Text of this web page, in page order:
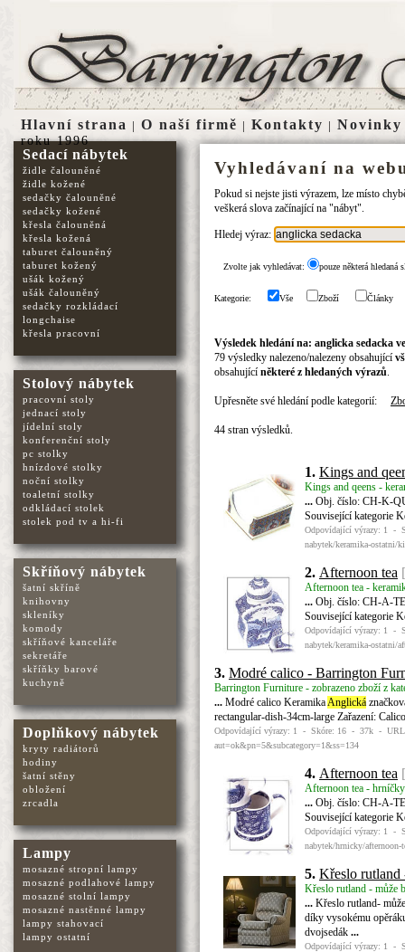
Vyhledávaní na
Pokud si nejste jisti výrazem, lze místo
veškerá slova začínající na "nábyt".
Hledej výraz:
Zvolte jak vyhledávat: pouze některá hledaná
Kategorie: Vše Zboží Články
Výsledek hledání na: anglicka sedacka
79 výsledky nalezeno/nalezeny obsahující
obsahující některé z hledaných výrazů
Upřesněte své hledání podle kategorií:
44 stran výsledků.
1. Kings and
Kings and qeens -
...Obj. číslo: CH-K-
Související kategorie
Odpovídající výrazy: 1 -
nabytek/keramika-ostatni/
2. Afternoon tea
Afternoon tea -
...Obj. číslo: CH-A-
Související kategorie
Odpovídající výrazy: 1 -
nabytek/keramika-ostatni/
3. Modré calico - Barrington
Barrington Furniture - zobrazeno zboží z
...Modré calico Keramika Anglická
rectangular-dish-34cm-large Zařazení:
Odpovídající výrazy: 1 - Skóre: 16 - 37k - URL:
aut=ok&pn=5&subcategory=1&ss=134
4. Afternoon tea
Afternoon tea -
...Obj. číslo: CH-A-
Související kategorie
Odpovídající výrazy: 1 -
nabytek/hrnicky/afternoon-
5. Křeslo rutland
Křeslo rutland - může
...Křeslo rutland-
díky vysokému
dvojsedák ...
Odpovídající výrazy: 1 -
Sedací nábytek
židle čalouněné
židle kožené
sedačky čalouněné
sedačky kožené
křesla čalouněná
křesla kožená
taburet čalouněný
taburet kožený
ušák kožený
ušák čalouněný
sedačky rozkládací
longchaise
křesla pracovní
Stolový nábytek
pracovní stoly
jednací stoly
jídelní stoly
konferenční stoly
pc stolky
hnízdové stolky
noční stolky
toaletní stolky
odkládací stolek
stolek pod tv a hi-fi
Skříňový nábytek
šatní skříně
knihovny
skleníky
komody
skříňové kanceláře
sekretáře
skříňky barové
kuchyně
Doplňkový nábytek
kryty radiátorů
hodiny
šatní stěny
obložení
zrcadla
Lampy
mosazné stropní lampy
mosazné podlahové lampy
mosazné stolní lampy
mosazné nastěnné lampy
lampy stahovací
lampy ostatní
Hlavní strana | O naší firmě | Kontakty | Novinky
roku 1996